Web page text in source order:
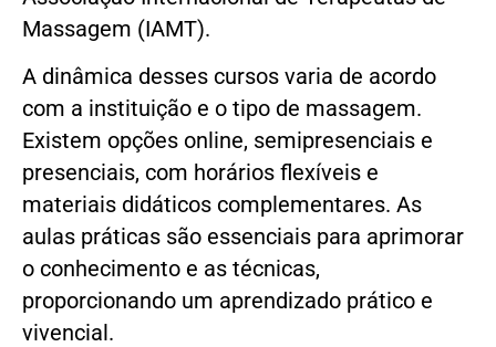
Massagem (IAMT).
A dinâmica desses cursos varia de acordo
com a instituição e o tipo de massagem.
Existem opções online, semipresenciais e
presenciais, com horários flexíveis e
materiais didáticos complementares. As
aulas práticas são essenciais para aprimorar
o conhecimento e as técnicas,
proporcionando um aprendizado prático e
vivencial.